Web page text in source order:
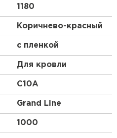
составом;
смол и
1180
Коричнево-красный
с пленкой
Для кровли
C10A
Grand Line
1000